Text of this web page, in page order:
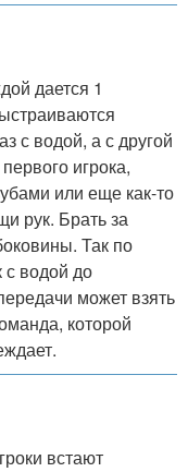
дается 1
с водой, а с другой
игрока,
или еще как-то
рук. Брать за
Так по
с водой до
может взять
которой
встают